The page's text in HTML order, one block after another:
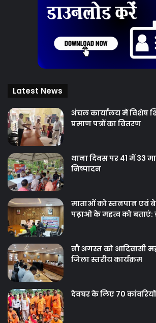
Latest News
अंचल कार्यालय में विशेष
प्रमाण पत्रों का वितरण
थाना दिवस पर 41 में 33
निष्‍पादन
माताओं को स्तनपान एवं
पढ़ाओ के महत्व को बताएं:
नौ अगस्त को आदिवासी
जिला स्तरीय कार्यक्रम
देवघर के लिए 70